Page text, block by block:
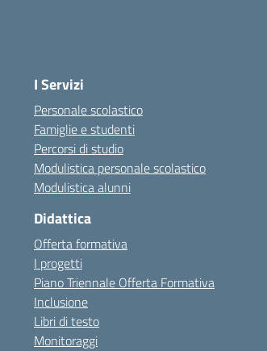
I Servizi
Personale scolastico
Famiglie e studenti
Percorsi di studio
Modulistica personale scolastico
Modulistica alunni
Didattica
Offerta formativa
I progetti
Piano Triennale Offerta Formativa
Inclusione
Libri di testo
Monitoraggi